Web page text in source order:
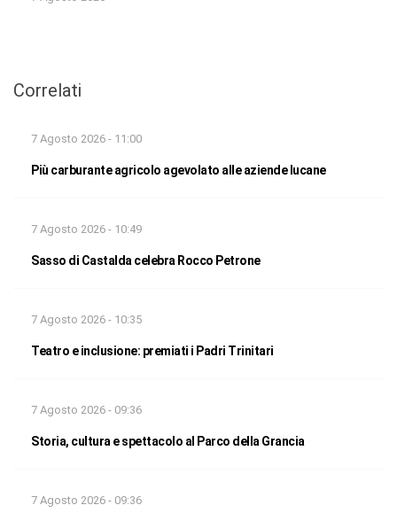
Correlati
7 Agosto 2026 - 11:00
Più carburante agricolo agevolato alle aziende lucane
7 Agosto 2026 - 10:49
Sasso di Castalda celebra Rocco Petrone
7 Agosto 2026 - 10:35
Teatro e inclusione: premiati i Padri Trinitari
7 Agosto 2026 - 09:36
Storia, cultura e spettacolo al Parco della Grancia
7 Agosto 2026 - 09:36